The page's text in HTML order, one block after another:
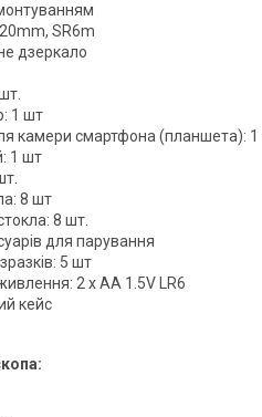
SR6m
дзеркало
1 шт
камери смартфона (планшета):
1 шт
8 шт
8 шт.
для парування
5 шт
2 х АА 1.5V LR6
кейс